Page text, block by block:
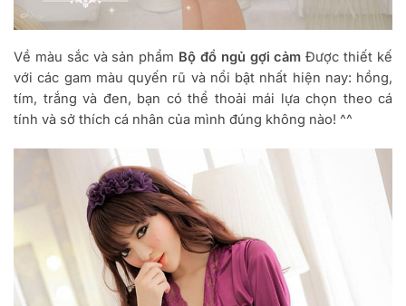
Về màu sắc và sản phẩm Bộ đồ ngủ gợi cảmĐược thiết kế
với các gam màu quyến rũ và nổi bật nhất hiện nay: hồng,
tím, trắng và đen, bạn có thể thoải mái lựa chọn theo cá
tính và sở thích cá nhân của mình đúng không nào! ^^